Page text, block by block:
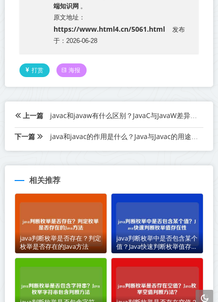
端知识网 。
原文地址：
https://www.html4.cn/5061.html
发布
于：2026-06-28
打赏 海报
上一篇 javac和javaw有什么区别？JavaC与JavaW差异解析
下一篇 java和javac的作用是什么？Java与Javac的用途解析
相关推荐
java判断枚举是否存在？判定
枚举是否存在的Java方法
java判断枚举中是否包含某个
值？Java快速判断枚举值存在
性